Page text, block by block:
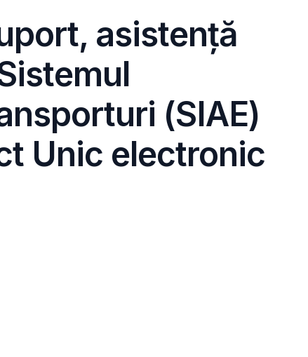
asistență
(SIAE)
Unic electronic